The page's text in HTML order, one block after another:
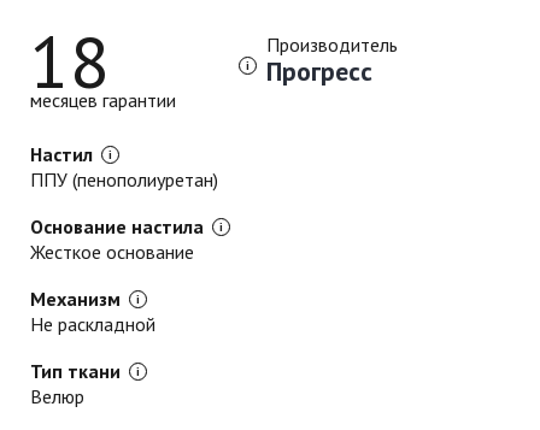
Настил
ППУ (пенополиуретан)
Основание настила
Жесткое основание
Механизм
Не раскладной
Тип ткани
Велюр
Производитель
Прогресс
18
месяцев гарантии